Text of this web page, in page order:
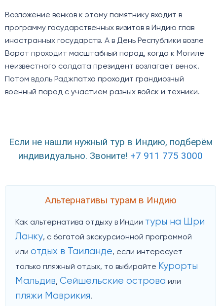
Возложение венков к этому памятнику входит в
программу государственных визитов в Индию глав
иностранных государств. А в День Республики возле
Ворот проходит масштабный парад, когда к Могиле
неизвестного солдата президент возлагает венок.
Потом вдоль Раджпатха проходит грандиозный
военный парад с участием разных войск и техники.
Если не нашли нужный тур в Индию, подберём
индивидуально. Звоните! +7 911 775 3000
Альтернативы турам в Индию
Как альтернатива отдыху в Индии туры на Шри
Ланку, с богатой экскурсионной программой
или отдых в Таиланде, если интересует
только пляжный отдых, то выбирайте Курорты
Мальдив, Сейшельские острова или
пляжи Маврикия.